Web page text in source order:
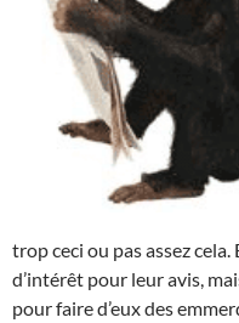
trop ceci ou pas assez
d’intérêt pour leur avis,
pour faire d’eux des